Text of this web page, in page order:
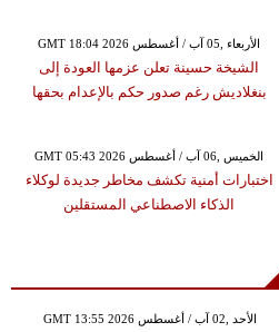
GMT 18:04 2026 الأربعاء ,05 آب / أغسطس
الشيخة حسينة تعلن عزمها العودة إلى
بنغلاديش رغم صدور حكم بالإعدام بحقها
GMT 05:43 2026 الخميس ,06 آب / أغسطس
اختبارات أمنية تكشف مخاطر جديدة لوكلاء
الذكاء الاصطناعي المستقلين
GMT 13:55 2026 الأحد ,02 آب / أغسطس